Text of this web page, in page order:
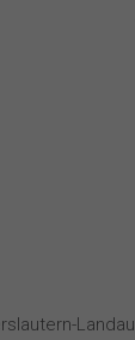
Landau